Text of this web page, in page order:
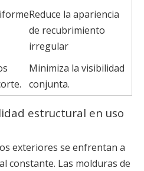
Reduce la apariencia
de recubrimiento
irregular
Minimiza la visibilidad
conjunta.
estructural en uso
exteriores se enfrentan a
constante. Las molduras de